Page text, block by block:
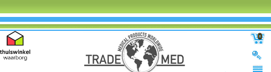
0